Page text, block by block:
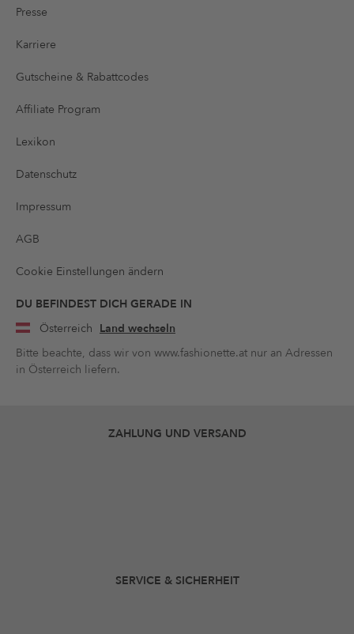
Presse
Karriere
Gutscheine & Rabattcodes
Affiliate Program
Lexikon
Datenschutz
Impressum
AGB
Cookie Einstellungen ändern
DU BEFINDEST DICH GERADE IN
Österreich Land wechseln
Bitte beachte, dass wir von www.fashionette.at nur an Adressen
in Österreich liefern.
ZAHLUNG UND VERSAND
SERVICE & SICHERHEIT